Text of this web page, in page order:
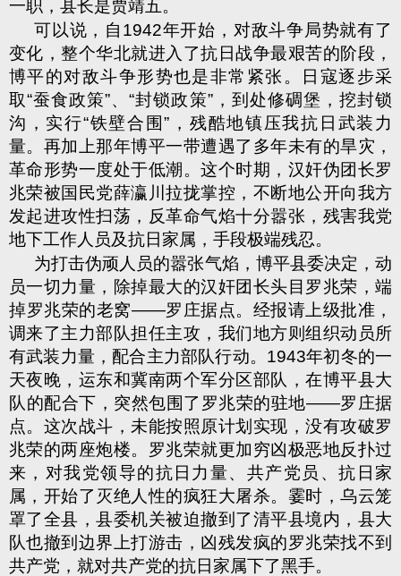
一职，县长是贾靖五。
可以说，自 1942年开始，对敌斗争局势就有了
变化，整个华北就进入了抗日战争最艰苦的阶段，
博平的对敌斗争形势也是非常紧张。日寇逐步采
取“蚕食政策”、“封锁政策”，到处修碉堡，挖封锁
沟，实行“铁壁合围”，残酷地镇压我抗日武装力
量。再加上那年博平一带遭遇了多年未有的旱灾，
革命形势一度处于低潮。这个时期，汉奸伪团长罗
兆荣被国民党薛瀛川拉拢掌控，不断地公开向我方
发起进攻性扫荡，反革命气焰十分嚣张，残害我党
地下工作人员及抗日家属，手段极端残忍。
为打击伪顽人员的嚣张气焰，博平县委决定，动
员一切力量，除掉最大的汉奸团长头目罗兆荣，端
掉罗兆荣的老窝——罗庄据点。经报请上级批准，
调来了主力部队担任主攻，我们地方则组织动员所
有武装力量，配合主力部队行动。 1943年初冬的一
天夜晚，运东和冀南两个军分区部队，在博平县大
队的配合下，突然包围了罗兆荣的驻地——罗庄据
点。这次战斗，未能按照原计划实现，没有攻破罗
兆荣的两座炮楼。罗兆荣就更加穷凶极恶地反扑过
来，对我党领导的抗日力量、共产党员、抗日家
属，开始了灭绝人性的疯狂大屠杀。霎时，乌云笼
罩了全县，县委机关被迫撤到了清平县境内，县大
队也撤到边界上打游击，凶残发疯的罗兆荣找不到
共产党，就对共产党的抗日家属下了黑手。